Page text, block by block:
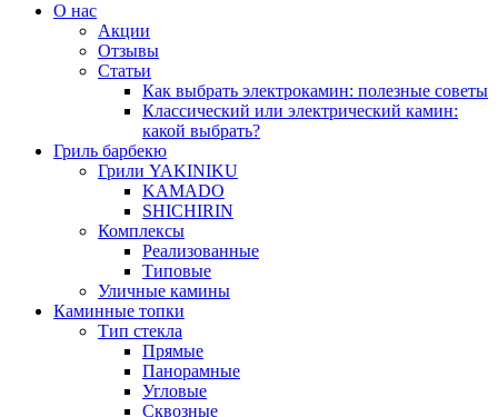
О нас
Акции
Отзывы
Статьи
Как выбрать электрокамин: полезные советы
Классический или электрический камин:
какой выбрать?
Гриль барбекю
Грили YAKINIKU
KAMADO
SHICHIRIN
Комплексы
Реализованные
Типовые
Уличные камины
Каминные топки
Тип стекла
Прямые
Панорамные
Угловые
Сквозные